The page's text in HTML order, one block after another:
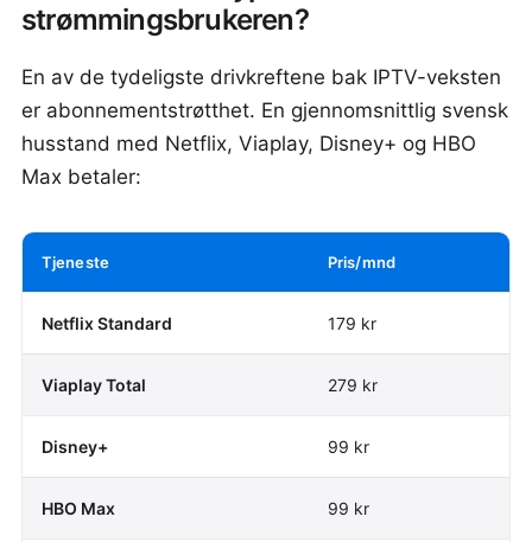
strømmingsbrukeren?
En av de tydeligste drivkreftene bak IPTV-veksten
er abonnementstrøtthet. En gjennomsnittlig svensk
husstand med Netflix, Viaplay, Disney+ og HBO
Max betaler:
Tjeneste Pris/mnd
Netflix Standard 179 kr
Viaplay Total 279 kr
Disney+ 99 kr
HBO Max 99 kr